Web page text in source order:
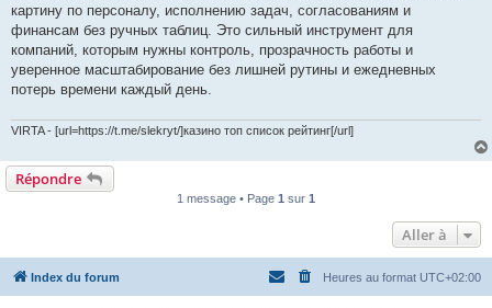
o
n
l
u
картину по персоналу, исполнению задач, согласованиям и
финансам без ручных таблиц. Это сильный инструмент для
компаний, которым нужны контроль, прозрачность работы и
уверенное масштабирование без лишней рутины и ежедневных
потерь времени каждый день.
VIRTA - [url=https://t.me/slekryt/]казино топ список рейтинг[/url]
Répondre
1 message • Page 1 sur 1
Aller à
Index du forum Heures au format UTC+02:00